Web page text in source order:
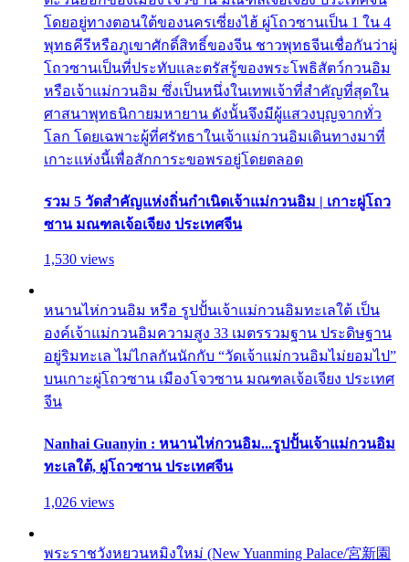
โดยอยู่ทางตอนใต้ของนครเซี่ยงไฮ้ ผู่โถวซานเป็น 1 ใน 4
พุทธคีรีหรือภูเขาศักดิ์สิทธิ์ของจีน ชาวพุทธจีนเชื่อกันว่าผู่
โถวซานเป็นที่ประทับและตรัสรู้ของพระโพธิสัตว์กวนอิม
หรือเจ้าแม่กวนอิม ซึ่งเป็นหนึ่งในเทพเจ้าที่สำคัญที่สุดใน
ศาสนาพุทธนิกายมหายาน ดังนั้นจึงมีผู้แสวงบุญจากทั่ว
โลก โดยเฉพาะผู้ที่ศรัทธาในเจ้าแม่กวนอิมเดินทางมาที่
เกาะแห่งนี้เพื่อสักการะขอพรอยู่โดยตลอด
รวม 5 วัดสำคัญแห่งถิ่นกำเนิดเจ้าแม่กวนอิม | เกาะผู่โถว
ซาน มณฑลเจ้อเจียง ประเทศจีน
1,530 views
หนานไห่กวนอิม หรือ รูปปั้นเจ้าแม่กวนอิมทะเลใต้ เป็น
องค์เจ้าแม่กวนอิมความสูง 33 เมตรรวมฐาน ประดิษฐาน
อยู่ริมทะเล ไม่ไกลกันนักกับ “วัดเจ้าแม่กวนอิมไม่ยอมไป”
บนเกาะผู่โถวซาน เมืองโจวซาน มณฑลเจ้อเจียง ประเทศ
จีน
Nanhai Guanyin : หนานไห่กวนอิม...รูปปั้นเจ้าแม่กวนอิม
ทะเลใต้, ผู่โถวซาน ประเทศจีน
1,026 views
พระราชวังหยวนหมิงใหม่ (New Yuanming Palace/宮新園